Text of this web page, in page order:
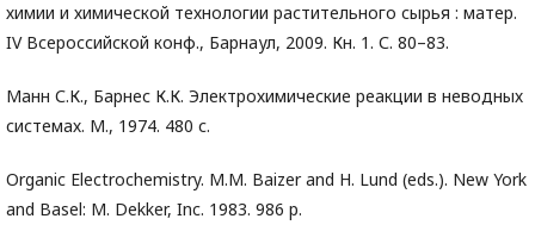
химии и химической технологии растительного сырья : матер.
IV Всероссийской конф., Барнаул, 2009. Кн. 1. С. 80–83.
Манн С.К., Барнес К.К. Электрохимические реакции в неводных
системах. М., 1974. 480 с.
Organic Electrochemistry. M.M. Baizer and H. Lund (eds.). New York
and Basel: M. Dekker, Inc. 1983. 986 p.